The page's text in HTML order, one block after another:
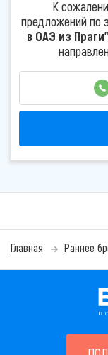
К
предложений по
в ОАЭ из Праги"
Главная Раннее